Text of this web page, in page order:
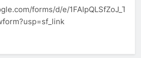
forms/d/e/